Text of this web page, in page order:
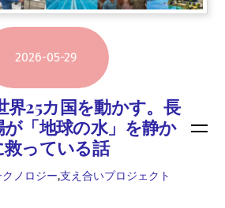
2026-05-29
界25カ国を動かす。長
「地球の水」を静か
救っている話
クノロジー,支え合いプロジェクト